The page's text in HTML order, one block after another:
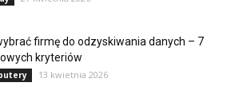
firmę do odzyskiwania danych – 7
kryteriów
13 kwietnia 2026